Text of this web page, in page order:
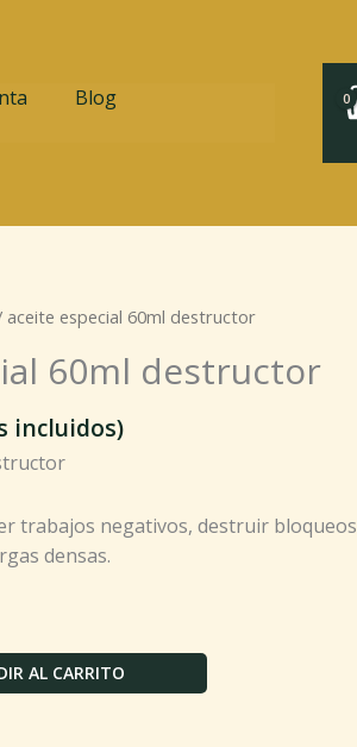
Blog
aceite especial 60ml destructor
60ml destructor
incluidos)
trabajos negativos, destruir bloqueos
densas.
AL CARRITO